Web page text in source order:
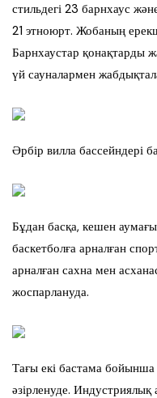
стильдегі 23 барнхаус
21 этноюрт. Жобаның
Барнхаустар қонақтарды
үй сауналармен
Әрбір вилла бассейндері
Бұдан басқа, кешен
баскетболға арналған
арналған сахна мен
жоспарлануда.
Тағы екі бастама
әзірленуде.